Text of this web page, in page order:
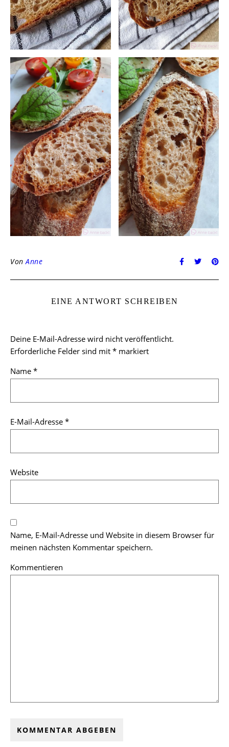
Von Anne
EINE ANTWORT SCHREIBEN
Deine E-Mail-Adresse wird nicht veröffentlicht.
Erforderliche Felder sind mit * markiert
Name *
E-Mail-Adresse *
Website
Name, E-Mail-Adresse und Website in diesem Browser für
meinen nächsten Kommentar speichern.
Kommentieren